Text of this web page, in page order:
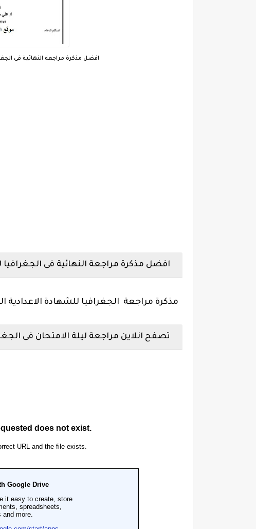
افضل مذكرة مراجعة النهائية فى
افضل مذكرة مراجعة النهائية فى الجغرافيا
مذكرة مراجعة الجغرافيا للشهادة الاعدادية
تصفح انلاين مراجعة ليلة الامتحان فى